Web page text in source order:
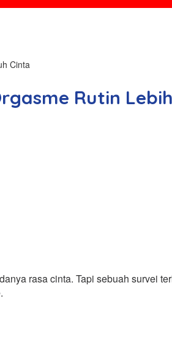
Cinta
Rutin
rasa cinta. Tapi sebuah survei